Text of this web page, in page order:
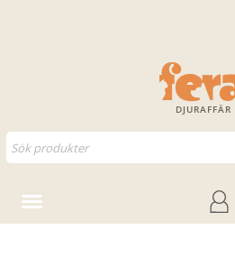
DJURAFFÄR